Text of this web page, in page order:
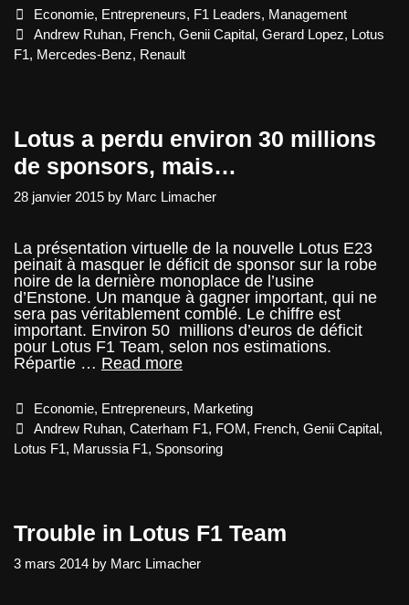
Renault
à
Categories
Economie, Entrepreneurs, F1 Leaders, Management
Tags
Andrew Ruhan, French,Genii Capital,Gerard Lopez, Lotus
F1, Mercedes-Benz, Renault
Lotus a perdu environ 30 millions
de sponsors, mais…
28 janvier 2015 by Marc Limacher
La présentation virtuelle de la nouvelle Lotus E23
peinait à masquer le déficit de sponsor sur la robe
noire de la dernière monoplace de l’usine
d’Enstone. Un manque à gagner important, qui ne
sera pas véritablement comblé. Le chiffre est
important. Environ 50 millions d’euros de déficit
pour Lotus F1 Team, selon nos estimations.
Répartie … Read moreLotus
environ
30
millions
Categories
Economie, Entrepreneurs, Marketing
Tags
Andrew Ruhan,Caterham F1, FOM , French,Genii Capital,
Lotus F1, Marussia F1, Sponsoring
Trouble in Lotus F1 Team
3 mars 2014 by Marc Limacher